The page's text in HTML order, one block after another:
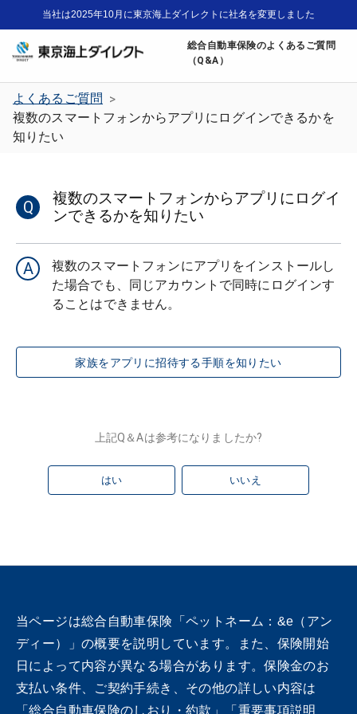
当社は2025年10月に東京海上ダイレクトに社名を変更しました
総合自動車保険のよくあるご質問
（Q&A）
よくあるご質問 >
複数のスマートフォンからアプリにログインできるかを
知りたい
Q
複数のスマートフォンからアプリにログイ
ンできるかを知りたい
A
複数のスマートフォンにアプリをインストールし
た場合でも、同じアカウントで同時にログインす
家族をアプリに招待する手順を知りたい
上記Q＆Aは参考になりましたか?
はい いいえ
当ページは総合自動車保険「ペットネーム：&e（アン
ディー）」の概要を説明しています。また、保険開始
日によって内容が異なる場合があります。保険金のお
支払い条件、ご契約手続き、その他の詳しい内容は
「総合自動車保険のしおり・約款」「重要事項説明